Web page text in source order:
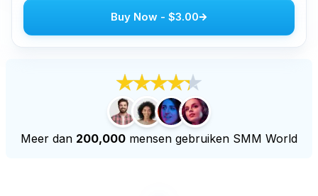
Youtube kijkuren kopen
LinkedIn volgers kopen
Tiktok live beelden kopen
Buy Now - $3.00
Meer dan 200,000 mensen gebruiken SMM World